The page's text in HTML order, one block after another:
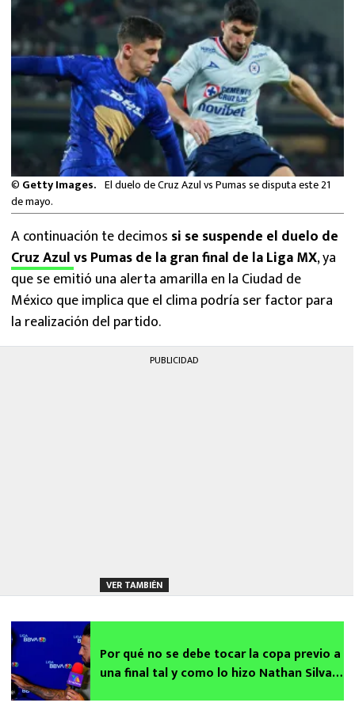
FUTBOL ESTUFA
FÓRMULA 1
BOXEO
LIGA MX
NFL
© Getty Images. El duelo de Cruz Azul vs Pumas se disputa este 21
de mayo.
A continuación te decimos si se suspende el duelo de
Cruz Azulvs Pumas de la gran final de la Liga MX, ya
que se emitió una alerta amarilla en la Ciudad de
México que implica que el clima podría ser factor para
la realización del partido.
PUBLICIDAD
VER TAMBIÉN
Por qué no se debe tocar la copa previo a
una final tal y como lo hizo Nathan Silva